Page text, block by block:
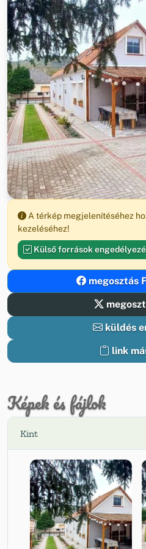
A térkép megjelenítéséhez
kezeléséhez!
Külső források
megosztás
küldés
link
Képek és fájlok
Kint